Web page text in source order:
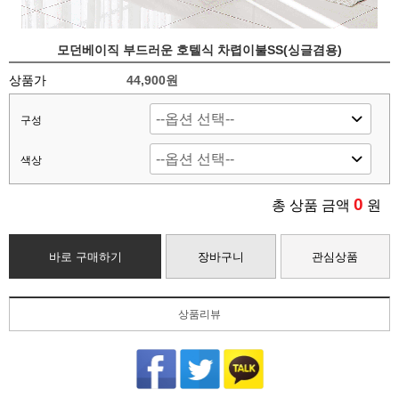
모던베이직 부드러운 호텔식 차렵이불SS(싱글겸용)
상품가 44,900원
구성
색상
총 상품 금액 0 원
바로 구매하기 장바구니 관심상품
상품리뷰